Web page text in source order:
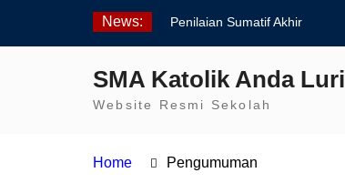
News:
Penilaian Sumatif Akhir
Pengumuman Kelulusan
Siswa Kelas XII SMAK
SMAK Anda Luri
SMA Katolik Anda Luri
Website Resmi Sekolah
Home Pengumuman